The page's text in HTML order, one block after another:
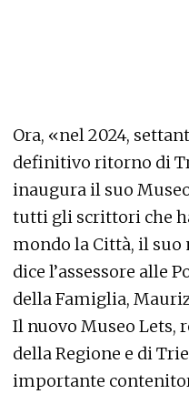
Ora, «nel 2024,
definitivo ritorno di
inaugura il suo
tutti gli scrittori che
mondo la Città, il
dice l’assessore alle
della Famiglia,
Il nuovo Museo Lets,
della Regione e di
importante